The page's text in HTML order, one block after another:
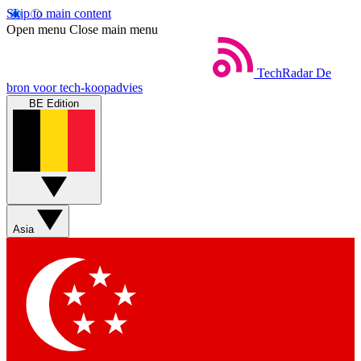
Skip to main content
Open menu Close main menu
TechRadar De
bron voor tech-koopadvies
BE Edition
Asia